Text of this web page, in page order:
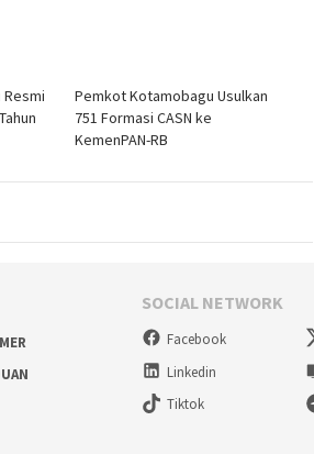
Pemkot Kotamobagu Usulkan
751 Formasi CASN ke
KemenPAN-RB
SOCIAL NETWORK
Facebook
Linkedin
Tiktok